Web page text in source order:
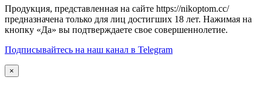
Продукция, представленная на сайте https://nikoptom.cc/
предназначена только для лиц достигших 18 лет. Нажимая на
кнопку «Да» вы подтверждаете свое совершеннолетие.
Подписывайтесь на наш канал в Telegram
×